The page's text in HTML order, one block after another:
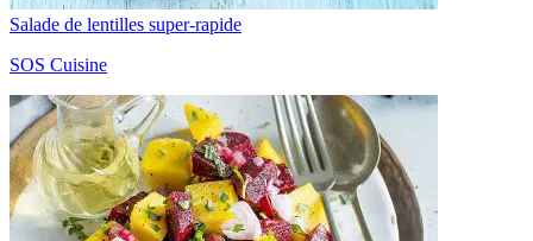
Salade de lentilles super-rapide
SOS Cuisine